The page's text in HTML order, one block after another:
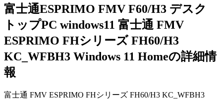
富士通ESPRIMO FMV F60/H3 デスク
トップPC windows11 富士通 FMV
ESPRIMO FHシリーズ FH60/H3
KC_WFBH3 Windows 11 Homeの詳細情
報
富士通 FMV ESPRIMO FHシリーズ FH60/H3 KC_WFBH3